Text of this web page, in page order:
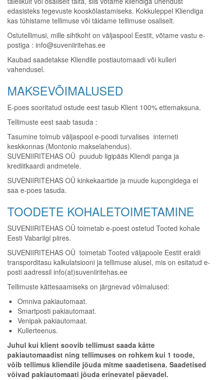
edasisteks tegevuste kooskõlastamiseks. Kokkuleppel Kliendiga
kas tühistame tellimuse või täidame tellimuse osaliselt.
Ostutellimusi, mille sihtkoht on väljaspool Eestit, võtame vastu e-
postiga : info@suveniiritehas.ee
Kaubad saadetakse Kliendile postiautomaadi või kulleri
vahendusel.
MAKSEVÕIMALUSED
E-poes sooritatud ostude eest tasub Klient 100% ettemaksuna.
Tellimuste eest saab tasuda :
Tasumine toimub väljaspool e-poodi turvalises interneti
keskkonnas (Montonio makselahendus).
SUVENIIRITEHAS OÜ puudub ligipääs Kliendi panga ja
krediitkaardi andmetele.
SUVENIIRITEHAS OÜ kinkekaartide ja muude kupongidega ei
saa e-poes tasuda.
TOODETE KOHALETOIMETAMINE
SUVENIIRITEHAS OÜ toimetab e-poest ostetud Tooted kohale
Eesti Vabariigi piires.
SUVENIIRITEHAS OÜ toimetab Tooted väljapoole Eestit eraldi
transporditasu kalkulatsiooni ja tellimuse alusel, mis on esitatud e-
posti aadressil info(at)suveniiritehas.ee
Tellimuste kättesaamiseks on järgnevad võimalused:
Omniva pakiautomaat.
Smartposti pakiautomaat.
Venipak pakiautomaat.
Kullerteenus.
Juhul kui klient soovib tellimust saada kätte
pakiautomaadist ning tellimuses on rohkem kui 1 toode,
võib tellimus kliendile jõuda mitme saadetisena. Saadetised
võivad pakiautomaati jõuda erinevatel päevadel.